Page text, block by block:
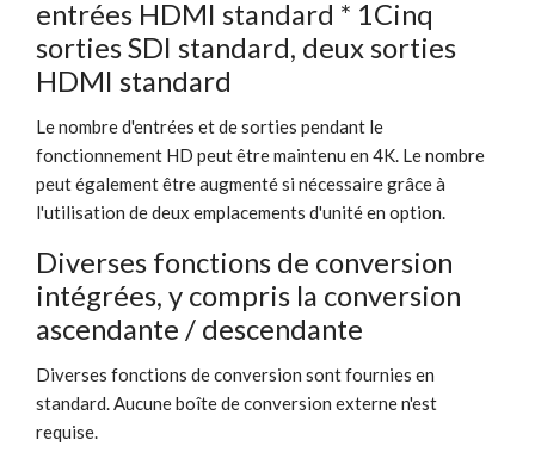
entrées HDMI standard * 1Cinq
sorties SDI standard, deux sorties
HDMI standard
Le nombre d'entrées et de sorties pendant le
fonctionnement HD peut être maintenu en 4K. Le nombre
peut également être augmenté si nécessaire grâce à
l'utilisation de deux emplacements d'unité en option.
Diverses fonctions de conversion
intégrées, y compris la conversion
ascendante / descendante
Diverses fonctions de conversion sont fournies en
standard. Aucune boîte de conversion externe n'est
requise.